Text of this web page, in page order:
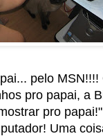
pelo
pro papai, a
pro
Uma